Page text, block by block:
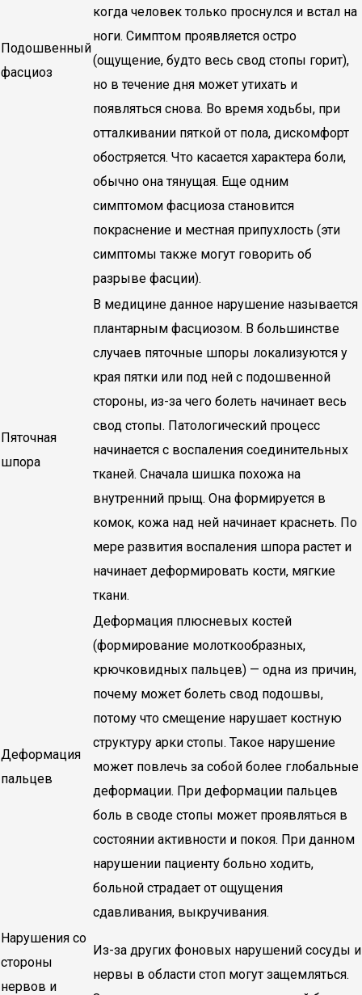
Подошвенный
фасциоз
когда человек только проснулся и встал на
ноги. Симптом проявляется остро
(ощущение, будто весь свод стопы горит),
но в течение дня может утихать и
появляться снова. Во время ходьбы, при
отталкивании пяткой от пола, дискомфорт
обостряется. Что касается характера боли,
обычно она тянущая. Еще одним
симптомом фасциоза становится
покраснение и местная припухлость (эти
симптомы также могут говорить об
разрыве фасции).
Пяточная
шпора
В медицине данное нарушение называется
плантарным фасциозом. В большинстве
случаев пяточные шпоры локализуются у
края пятки или под ней с подошвенной
стороны, из-за чего болеть начинает весь
свод стопы. Патологический процесс
начинается с воспаления соединительных
тканей. Сначала шишка похожа на
внутренний прыщ. Она формируется в
комок, кожа над ней начинает краснеть. По
мере развития воспаления шпора растет и
начинает деформировать кости, мягкие
ткани.
Деформация
пальцев
Деформация плюсневых костей
(формирование молоткообразных,
крючковидных пальцев) — одна из причин,
почему может болеть свод подошвы,
потому что смещение нарушает костную
структуру арки стопы. Такое нарушение
может повлечь за собой более глобальные
деформации. При деформации пальцев
боль в своде стопы может проявляться в
состоянии активности и покоя. При данном
нарушении пациенту больно ходить,
больной страдает от ощущения
сдавливания, выкручивания.
Нарушения со
стороны
нервов и
Из-за других фоновых нарушений сосуды и
нервы в области стоп могут защемляться.